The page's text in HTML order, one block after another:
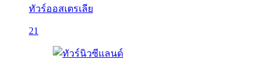
ทัวร์ออสเตรเลีย
21